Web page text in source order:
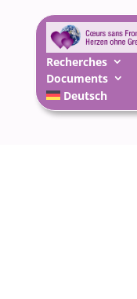
Recherches
Documents
Deutsch